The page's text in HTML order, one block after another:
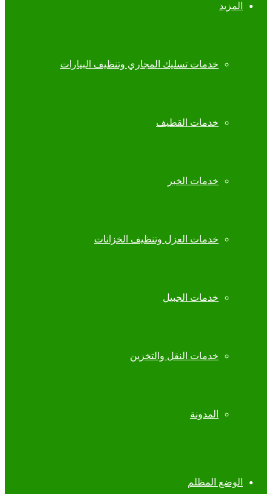
المزيد
خدمات تسليك المجاري وتنظيف البيارات
خدمات القطيف
خدمات الخبر
خدمات العزل وتنظيف الخزانات
خدمات الجبيل
خدمات النقل والتخزين
المدونة
الوضع المظلم